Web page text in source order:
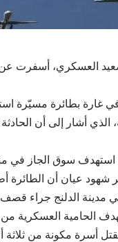
العسكري،
آخرون في غارة بطائرة
أشار إلى أن
استهدف سوق الجاز في
الدلنج جراء
مكونة من ثلاثة